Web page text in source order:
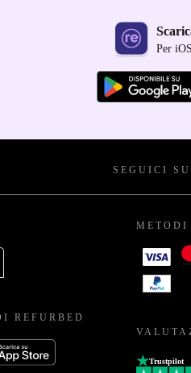
Per
SEGUICI SU
REFURBED
METODI
Trustpilot